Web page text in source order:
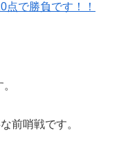
点で勝負です！！
前哨戦です。